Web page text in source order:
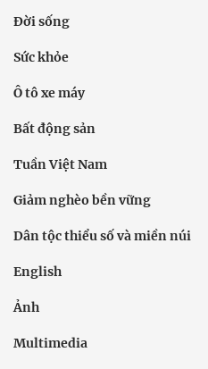
Đời sống
Sức khỏe
Ô tô xe máy
Bất động sản
Tuần Việt Nam
Giảm nghèo bền vững
Dân tộc thiểu số và miền núi
English
Ảnh
Multimedia